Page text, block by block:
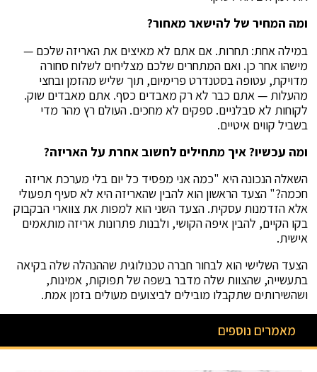
ומה המחיר של להישאר מאחור?
במילה אחת: תחרות. אם אתם לא מאיצים את האריזה שלכם —
מישהו אחר כן. ואם המתחרים שלכם מצליחים לשלוח סחורה
מדויקת, עטופה בסטנדרט פרימיום, תוך שליש מהזמן ובחצי
מהעלות — אתם כבר לא רק מאבדים כסף. אתם מאבדים שוק.
לקוחות לא סבלניים. ספקים לא מחכים. העולם רץ מהר מדי
בשביל קווים איטיים.
ומה עכשיו? איך מתחילים לחשוב אחרת על האריזה?
השאלה הנכונה היא "כמה אני מפסיד כל יום בלי מערכת אריזה
חכמה?" הצעד הראשון הוא להבין שהאריזה היא לא סעיף תפעולי
אלא הזדמנות עסקית. הצעד השני הוא למפות את צווארי הבקבוק
בקו הקיים, להבין איפה הקושי, ולבנות פתרונות אריזה מותאמים
אישית.
הצעד השלישי הוא לבחור חברה טכנולוגית שההנהלה שלה בקיאה
בתעשייה, שהצוות שלה מדבר בשפה של תפוקות, אמינות,
ושהשירותים שתקבלו מובילים לביצועים מעולים בזמן אמת.
מאמרים נוספים